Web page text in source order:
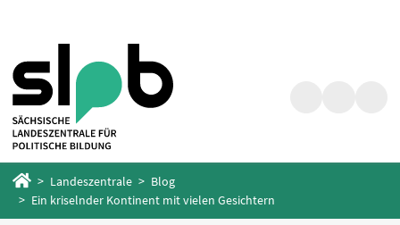
springen
springen
Startseite
Landeszentrale
Blog
Ein kriselnder Kontinent mit vielen Gesichtern